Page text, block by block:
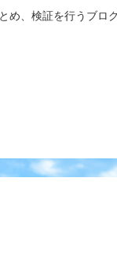
め、検証を行うブロ